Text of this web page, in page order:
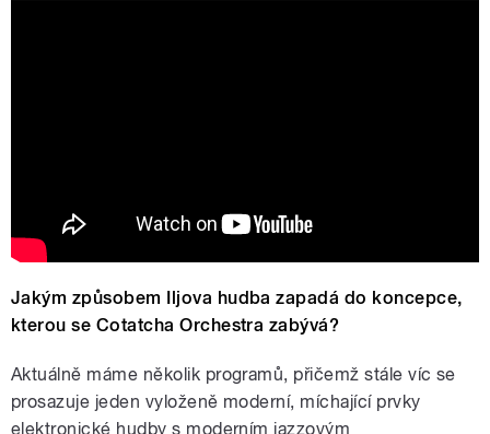
Jakým způsobem Iljova hudba zapadá do koncepce,
kterou se Cotatcha Orchestra zabývá?
Aktuálně máme několik programů, přičemž stále víc se
prosazuje jeden vyloženě moderní, míchající prvky
elektronické hudby s moderním jazzovým